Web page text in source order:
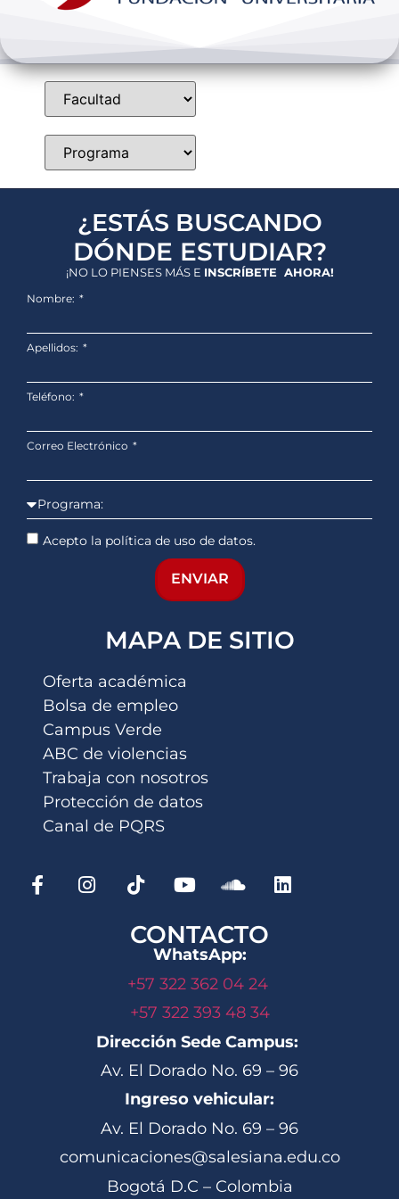
Internacionalización
¿ESTÁS BUSCANDO
DÓNDE ESTUDIAR?
¡NO LO PIENSES MÁS E INSCRÍBETE AHORA!
Nombre:
Apellidos:
Teléfono:
Correo Electrónico
Acepto la política de uso de datos.
ENVIAR
MAPA DE SITIO
Oferta académica
Bolsa de empleo
Campus Verde
ABC de violencias
Trabaja con nosotros
Protección de datos
Canal de PQRS
CONTACTO
WhatsApp:
+57 322 362 04 24
+57 322 393 48 34
Dirección Sede Campus:
Av. El Dorado No. 69 – 96
Ingreso vehicular:
Av. El Dorado No. 69 – 96
comunicaciones@salesiana.edu.co
Bogotá D.C – Colombia